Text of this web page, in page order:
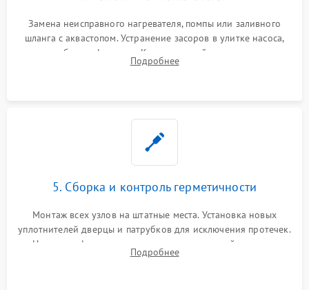
Замена неисправного нагревателя, помпы или заливного
шланга с аквастопом. Устранение засоров в улитке насоса,
патрубках и фильтрах. Компонентный ремонт платы
управления, восстановление поврежденной проводки.
Подробнее
5. Сборка и контроль герметичности
Монтаж всех узлов на штатные места. Установка новых
уплотнителей дверцы и патрубков для исключения протечек.
Надежная фиксация хомутов гидравлической системы,
сборка корпуса и установка датчика поплавка.
Подробнее